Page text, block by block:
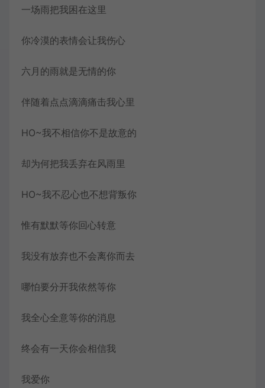
一场雨把我困在这里
你冷漠的表情会让我伤心
六月的雨就是无情的你
伴随着点点滴滴痛击我心里
HO~我不相信你不是故意的
却为何把我丢弃在风雨里
HO~我不忍心也不想背叛你
惟有默默等你回心转意
我没有放弃也不会离你而去
哪怕要分开我依然等你
我全心全意等你的消息
终会有一天你会相信我
我爱你